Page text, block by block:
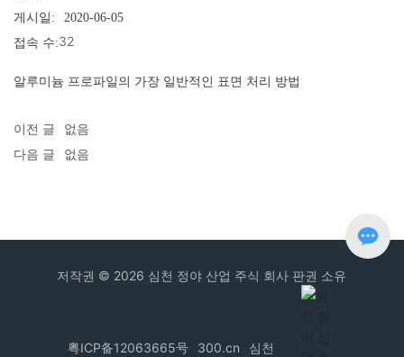
게시일:
2020-06-05
접속 수:32
알루미늄 프로파일의 가장 일반적인 표면 처리 방법
이전 글
없음
다음 글
없음
저작권 © 2026 심천 정야 산업 주식 회사 판권 소유
粤ICP备12063665号 300.cn 심천